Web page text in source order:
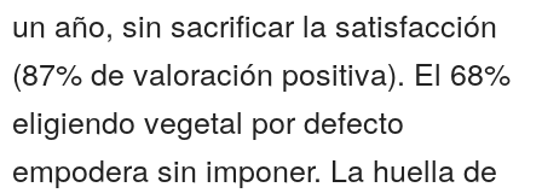
un año, sin sacrificar la satisfacción
(87% de valoración positiva). El 68%
eligiendo vegetal por defecto
empodera sin imponer. La huella de